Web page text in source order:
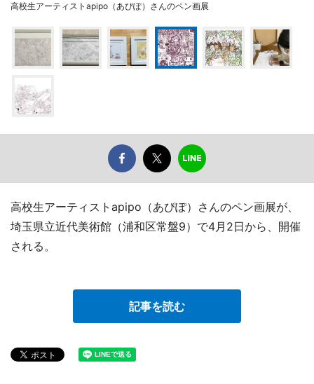
高校生アーティストapipo（あぴぽ）さんのペン画展
高校生アーティストapipo（あぴぽ）さんのペン画展が、
埼玉県立近代美術館（浦和区常盤9）で4月2日から、開催
される。
記事を読む